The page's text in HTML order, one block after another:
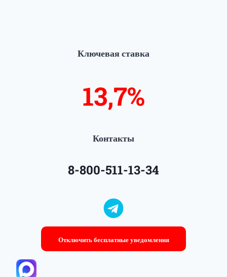
Ключевая ставка
14%13,8%
Контакты
8-800-511-13-34
Отключить бесплатные уведомления